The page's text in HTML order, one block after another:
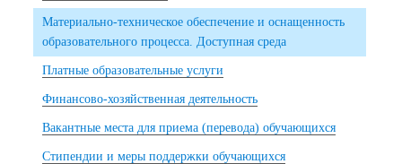
Материально-техническое обеспечение и оснащенность
образовательного процесса. Доступная среда
Платные образовательные услуги
Финансово-хозяйственная деятельность
Вакантные места для приема (перевода) обучающихся
Стипендии и меры поддержки обучающихся